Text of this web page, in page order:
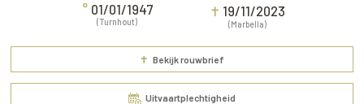
° 01/01/1947
(Turnhout)
✝ 19/11/2023
(Marbella)
✝ Bekijk rouwbrief
Uitvaartplechtigheid